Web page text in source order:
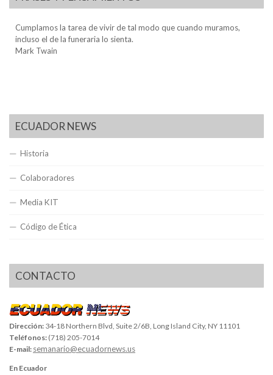
Cumplamos la tarea de vivir de tal modo que cuando muramos,
incluso el de la funeraria lo sienta.
Mark Twain
ECUADOR NEWS
Historia
Colaboradores
Media KIT
Código de Ética
CONTACTO
Dirección: 34-18 Northern Blvd, Suite 2/6B, Long Island City, NY 11101
Teléfonos: (718) 205-7014
E-mail: semanario@ecuadornews.us
En Ecuador